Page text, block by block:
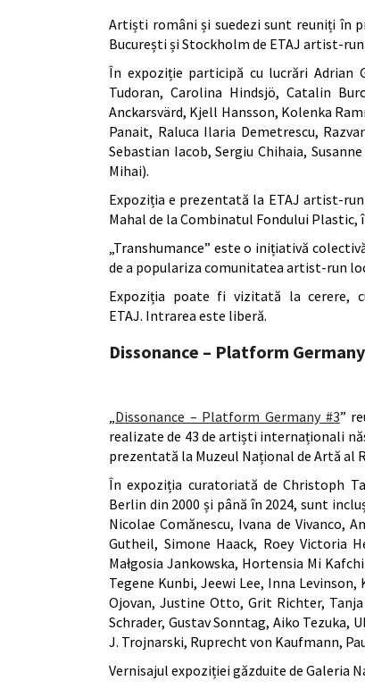
Artiști români și suedezi sunt reuniți în
București și Stockholm de ETAJ artist-
În expoziție participă cu lucrări Adrian
Tudoran, Carolina Hindsjö, Catalin
Anckarsvärd, Kjell Hansson, Kolenka
Panait, Raluca Ilaria Demetrescu,
Sebastian Iacob, Sergiu Chihaia,
Mihai).
Expoziția e prezentată la ETAJ artist-
Mahal de la Combinatul Fondului Plastic,
„Transhumance” este o inițiativă
de a populariza comunitatea artist-run
Expoziția poate fi vizitată la cerere,
ETAJ. Intrarea este liberă.
Dissonance – Platform
„Dissonance – Platform Germany #3”
realizate de 43 de artiști internaționali
prezentată la Muzeul Național de Artă al
În expoziția curatoriată de Christoph
Berlin din 2000 și până în 2024, sunt
Nicolae Comănescu, Ivana de Vivanco,
Gutheil, Simone Haack, Roey Victoria
Małgosia Jankowska, Hortensia Mi
Tegene Kunbi, Jeewi Lee, Inna
Ojovan, Justine Otto, Grit Richter, Tanja
Schrader, Gustav Sonntag, Aiko Tezuka,
J. Trojnarski, Ruprecht von Kaufmann,
Vernisajul expoziției găzduite de Galeria